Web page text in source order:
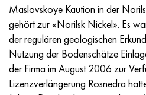
Maslovskoye Kaution in der
gehört zur «Norilsk Nickel». Es
der regulären geologischen
Nutzung der Bodenschätze
der Firma im August 2006 zur
Lizenzverlängerung Rosnedra
Martensitaushärtung 300
Martensitaushärtung 350
MP35N
50NHS
52H
52K12F
HN68VKTYU
HN68VMTYUK-VD
HN70VMTYU
AT3
3М
TL3
1.4545 - 15-5Ph®
1.4548 - 17-4Ph®.
1.4550 - aisi 347
15H12VNMF
15H12N2МVFAB
15H16К5N2МVFAB
C65100, CuSi1,5
Zinn-Blei-Bronze
c92200, CuSn6Zn4Pb2
20HN3А, aisi 4320, 20hn3a
20HМ, 24CrMo5, 20hm
25HGM, 20CrMo5, 1.7264
Kohlenstoffstahl
U10,1.1645, C105W1
11G12, 110G13L, X120Mn12